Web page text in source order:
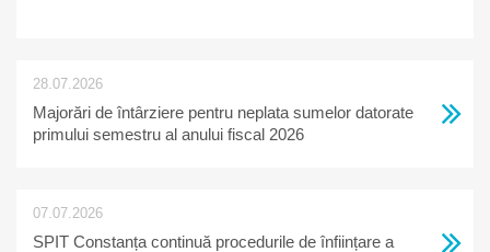
28.07.2026
Majorări de întârziere pentru neplata sumelor datorate
primului semestru al anului fiscal 2026
07.07.2026
SPIT Constanța continuă procedurile de înființare a